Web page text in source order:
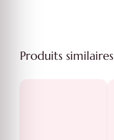
Produits similaires